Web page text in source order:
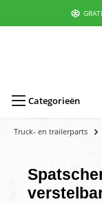
Categorieën
Truck- en trailerparts